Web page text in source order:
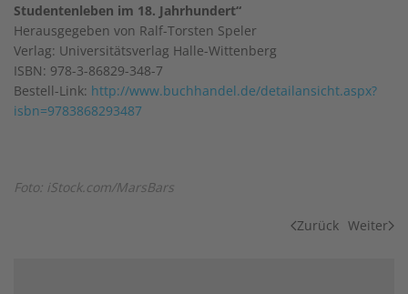
Studentenleben im 18. Jahrhundert“
Herausgegeben von Ralf-Torsten Speler
Verlag: Universitätsverlag Halle-Wittenberg
ISBN: 978-3-86829-348-7
Bestell-Link: http://www.buchhandel.de/detailansicht.aspx?
isbn=9783868293487
Foto: iStock.com/MarsBars
Zurück Weiter